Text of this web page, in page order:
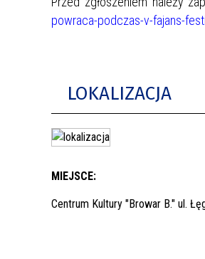
powraca-podczas-v-fajans-
LOKALIZACJA
MIEJSCE:
Centrum Kultury "Browar B." ul.